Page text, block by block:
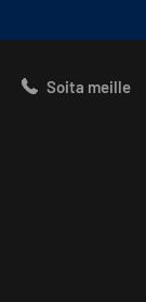
Soita meille